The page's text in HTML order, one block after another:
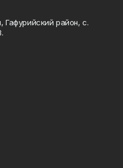
Гафурийский район, с.